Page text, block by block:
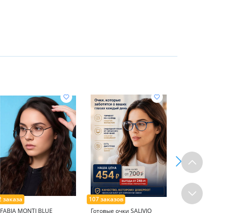
FABIA MONTI BLUE Готовые очки SALIVIO